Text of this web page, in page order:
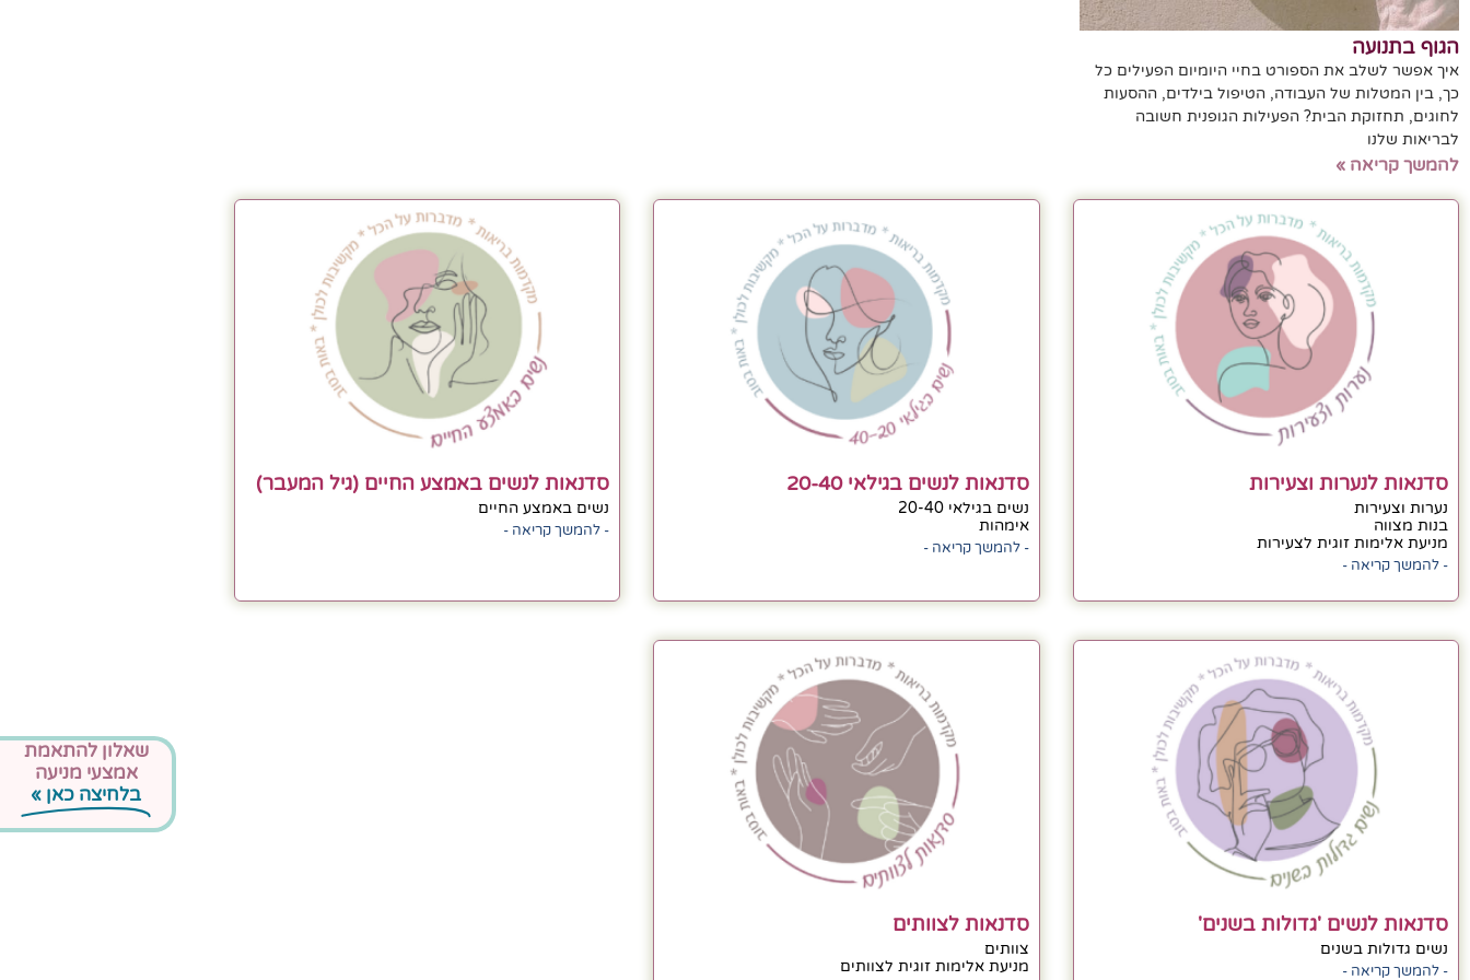
הגוף בתנועה
איך אפשר לשלב את הספורט בחיי היומיום הפעילים כל
כך, בין המטלות של העבודה, הטיפול בילדים, ההסעות
לחוגים, תחזוקת הבית? הפעילות הגופנית חשובה
לבריאות שלנו
להמשך קריאה »
סדנאות לנערות וצעירות
נערות וצעירות
בנות מצווה
מניעת אלימות זוגית לצעירות
- להמשך קריאה -
סדנאות לנשים בגילאי 20-40
נשים בגילאי 20-40
אימהות
- להמשך קריאה -
סדנאות לנשים באמצע החיים (גיל המעבר)
נשים באמצע החיים
- להמשך קריאה -
סדנאות לנשים 'גדולות בשנים'
נשים גדולות בשנים
- להמשך קריאה -
סדנאות לצוותים
צוותים
מניעת אלימות זוגית לצוותים
שאלון להתאמת
אמצעי מניעה
בלחיצה כאן »